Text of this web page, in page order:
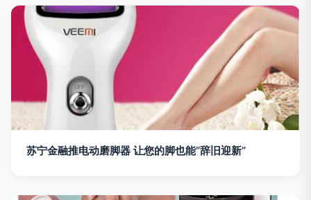
苏宁金融推电动磨脚器 让您的脚也能“辞旧迎新”